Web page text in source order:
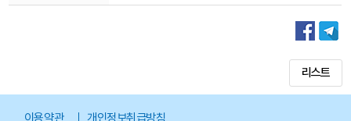
리스트
이용약관 개인정보취급방침